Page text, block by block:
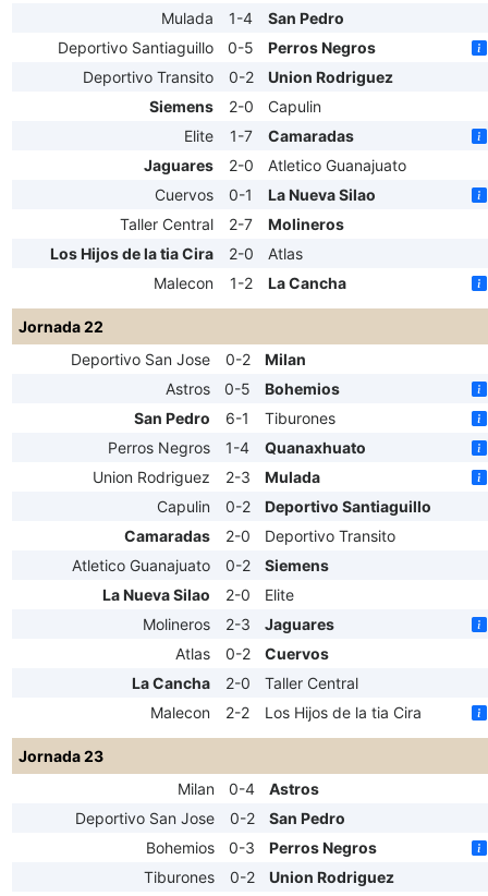
Mulada
1-4
San Pedro
Deportivo Santiaguillo
0-5
Perros Negros
Deportivo Transito
0-2
Union Rodriguez
Siemens
2-0
Capulin
Elite
1-7
Camaradas
Jaguares
2-0
Atletico Guanajuato
Cuervos
0-1
La Nueva Silao
Taller Central
2-7
Molineros
Los Hijos de la tia Cira
2-0
Atlas
Malecon
1-2 La Cancha
Jornada 22
Deportivo San Jose
0-2
Milan
Astros
0-5
Bohemios
San Pedro
6-1
Tiburones
Perros Negros
1-4
Quanaxhuato
Union Rodriguez
2-3
Mulada
Capulin
0-2
Deportivo Santiaguillo
Camaradas
2-0
Deportivo Transito
Atletico Guanajuato
0-2
Siemens
La Nueva Silao
2-0
Elite
Molineros
2-3
Jaguares
Atlas
0-2
Cuervos
La Cancha
2-0
Taller Central
Malecon
2-2 Los Hijos de la tia Cira
Jornada 23
Milan
0-4
Astros
Deportivo San Jose
0-2
San Pedro
Bohemios
0-3
Perros Negros
Tiburones
0-2
Union Rodriguez